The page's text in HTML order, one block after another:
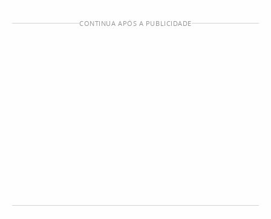
CONTINUA APÓS A PUBLICIDADE